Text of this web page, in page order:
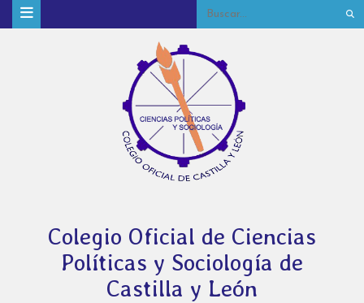
Colegio Oficial de Ciencias
Políticas y Sociología de
Castilla y León